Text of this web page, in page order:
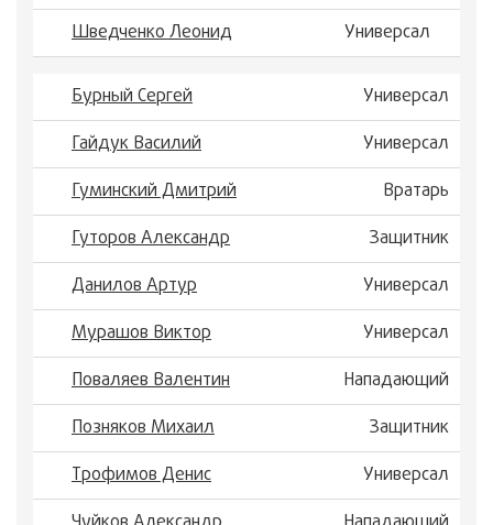
Шведченко Леонид
Универсал
Бурный Сергей
Универсал
Гайдук Василий
Универсал
Гуминский Дмитрий
Вратарь
Гуторов Александр
Защитник
Данилов Артур
Универсал
Мурашов Виктор
Универсал
Поваляев Валентин
Нападающий
Позняков Михаил
Защитник
Трофимов Денис
Универсал